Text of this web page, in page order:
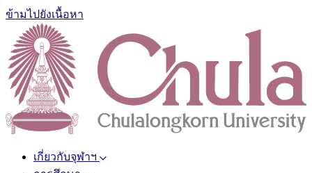
ข้ามไปยังเนื้อหา
เกี่ยวกับจุฬาฯ